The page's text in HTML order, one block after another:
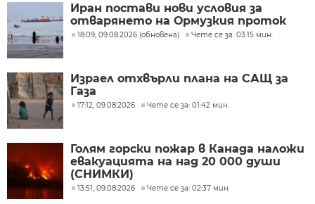
Иран постави нови условия за
отварянето на Ормузкия проток
18:09, 09.08.2026 (обновена) Чете се за: 03:15 мин.
Израел отхвърли плана на САЩ за
Газа
17:12, 09.08.2026 Чете се за: 01:42 мин.
Голям горски пожар в Канада наложи
евакуацията на над 20 000 души
(СНИМКИ)
13:51, 09.08.2026 Чете се за: 02:37 мин.